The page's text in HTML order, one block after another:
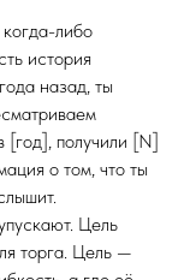
либо
история
назад, ты
[год], получили [N]
о том, что ты
Цель
торга. Цель —